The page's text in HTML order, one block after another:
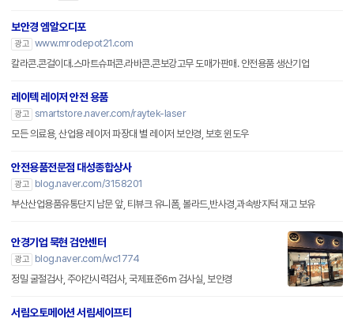
보안경 엠알오디포
광고 www.mrodepot21.com
칼라콘.콘걸이대.스마트슈퍼콘.라바콘.콘보강고무 도매가판매. 안전용품 생산기업
레이텍 레이저 안전 용품
광고 smartstore.naver.com/raytek-laser
모든 의료용, 산업용 레이저 파장대 별 레이저 보안경, 보호 윈도우
안전용품전문점 대성종합상사
광고
blog.naver.com/3158201
부산산업용품유통단지 남문 앞, 티뷰크 유니폼, 볼라드,반사경,과속방지턱 재고 보유
안경기업 묵현 검안센터
광고
blog.naver.com/wc1774
정밀 굴절검사, 주야간시력검사, 국제표준6m 검사실, 보안경
서림오토메이션 서림세이프티